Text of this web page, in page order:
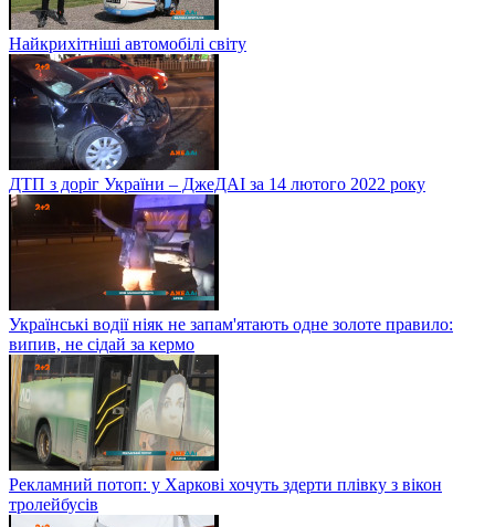
Найкрихітніші автомобілі світу
ДТП з доріг України – ДжеДАІ за 14 лютого 2022 року
Українські водії ніяк не запам'ятають одне золоте правило:
випив, не сідай за кермо
Рекламний потоп: у Харкові хочуть здерти плівку з вікон
тролейбусів